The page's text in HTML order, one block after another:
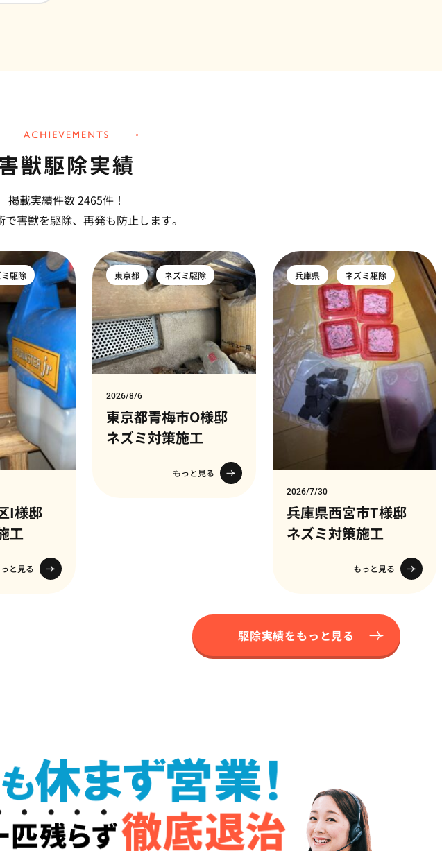
獣駆除実績
掲載実績件数 2465件！
害獣を駆除、再発も防止します。
駆除
I様邸
工
と見る
東京都 ネズミ駆除
2026/8/6
東京都青梅市O様邸
ネズミ対策施工
もっと見る
兵庫県 ネズミ駆除
2026/7/30
兵庫県西宮市T様邸
ネズミ対策施工
もっと見る
駆除実績をもっと見る